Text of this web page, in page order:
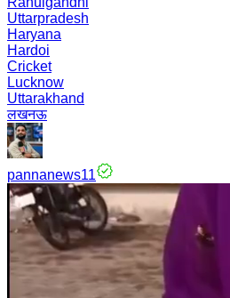
Uttarpradesh
Haryana
Hardoi
Cricket
Lucknow
Uttarakhand
लखनऊ
pannanews11